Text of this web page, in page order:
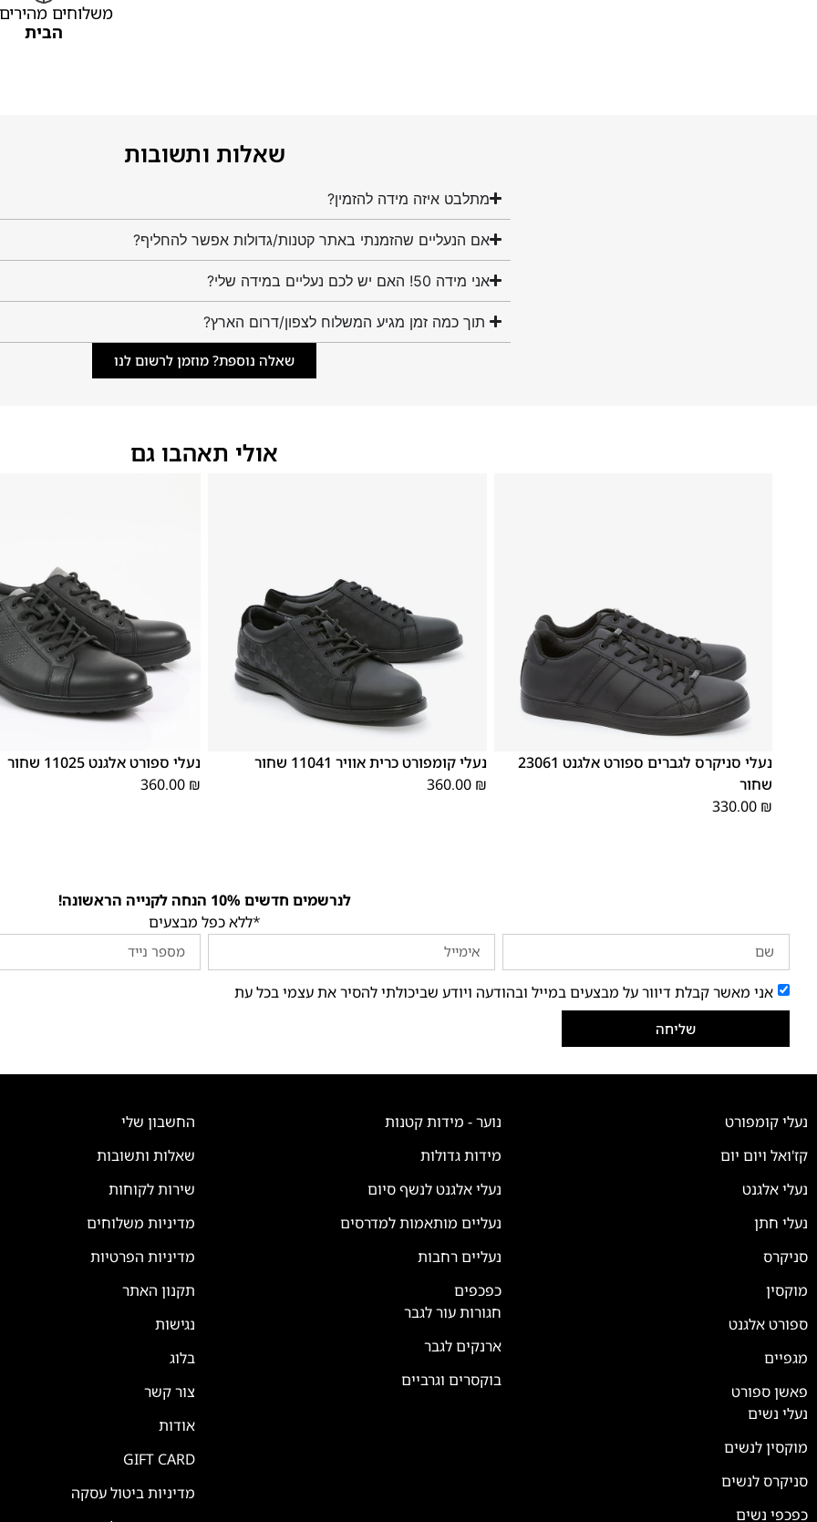
משלוחים
הבית
שאלות ותשובות
מתלבט איזה מידה להזמין?
אם הנעליים שהזמנתי באתר קטנות/גדולות אפשר להחליף?
אני מידה 50! האם יש לכם נעליים במידה שלי?
תוך כמה זמן מגיע המשלוח לצפון/דרום הארץ?
שאלה נוספת? מוזמן לרשום לנו
אולי תאהבו גם
נעלי סניקרס לגברים ספורט אלגנט 23061
שחור
330.00 ₪
41
42
43
44
45
46
נעלי קומפורט כרית אוויר 11041 שחור
360.00 ₪
נעלי ספורט אלגנט 11025 שחור
360.00 ₪
לנרשמים חדשים 10% הנחה לקנייה הראשונה!
*ללא כפל מבצעים
אני מאשר קבלת דיוור על מבצעים במייל ובהודעה ויודע שביכולתי להסיר את עצמי בכל עת
שליחה
נעלי קומפורט
קז'ואל ויום יום
נעלי אלגנט
נעלי חתן
סניקרס
מוקסין
ספורט אלגנט
מגפיים
פאשן ספורט
נעלי נשים
מוקסין לנשים
סניקרס לנשים
כפכפי נשים
נוער - מידות קטנות
מידות גדולות
נעלי אלגנט לנשף סיום
נעליים מותאמות למדרסים
נעליים רחבות
כפכפים
חגורות עור לגבר
ארנקים לגבר
בוקסרים וגרביים
החשבון שלי
שאלות ותשובות
שירות לקוחות
מדיניות משלוחים
מדיניות הפרטיות
תקנון האתר
נגישות
בלוג
צור קשר
אודות
GIFT CARD
מדיניות ביטול עסקה
💬